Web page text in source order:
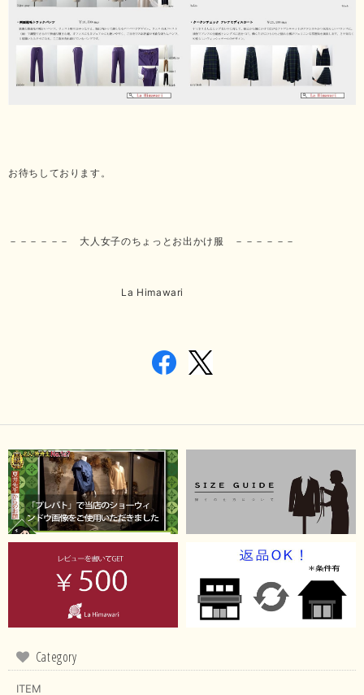
お待ちしております。
－－－－－－ 大人女子のちょっとお出かけ服 －－－－－－
La Himawari
Category
ITEM